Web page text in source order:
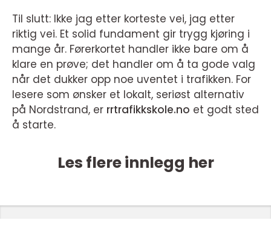
Til slutt: Ikke jag etter korteste vei, jag etter
riktig vei. Et solid fundament gir trygg kjøring i
mange år. Førerkortet handler ikke bare om å
klare en prøve; det handler om å ta gode valg
når det dukker opp noe uventet i trafikken. For
lesere som ønsker et lokalt, seriøst alternativ
på Nordstrand, er rrtrafikkskole.no et godt sted
å starte.
Les flere innlegg her